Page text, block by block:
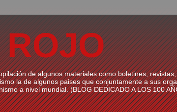
de algunos materiales como boletines,
la de algunos paises que conjuntamente a sus
a nivel mundial. (BLOG DEDICADO A LOS 100